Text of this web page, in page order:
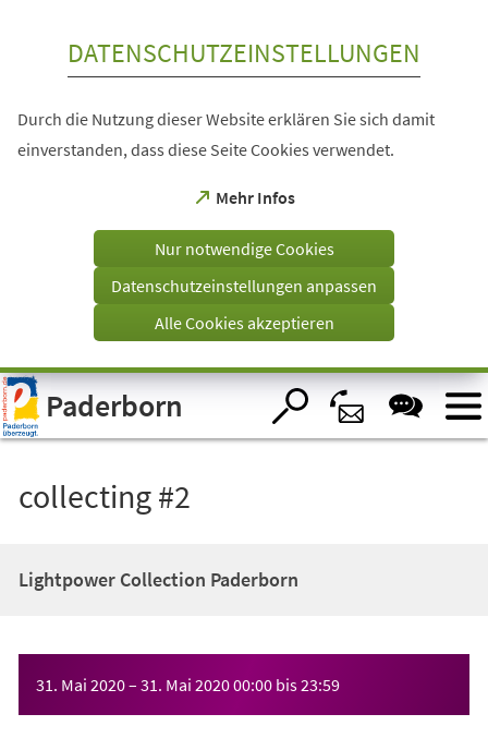
Visuelle
Assistenzsoftware
öffnen.
DATENSCHUTZEINSTELLUNGEN
Durch die Nutzung dieser Website erklären Sie sich damit
einverstanden, dass diese Seite Cookies verwendet.
Mehr Infos
(Öffnet
einem
Tab)
Nur notwendige Cookies
Datenschutzeinstellungen anpassen
Alle Cookies akzeptieren
Paderborn
collecting #2
Lightpower Collection Paderborn
31. Mai 2020– 31. Mai 202000:00 bis23:59